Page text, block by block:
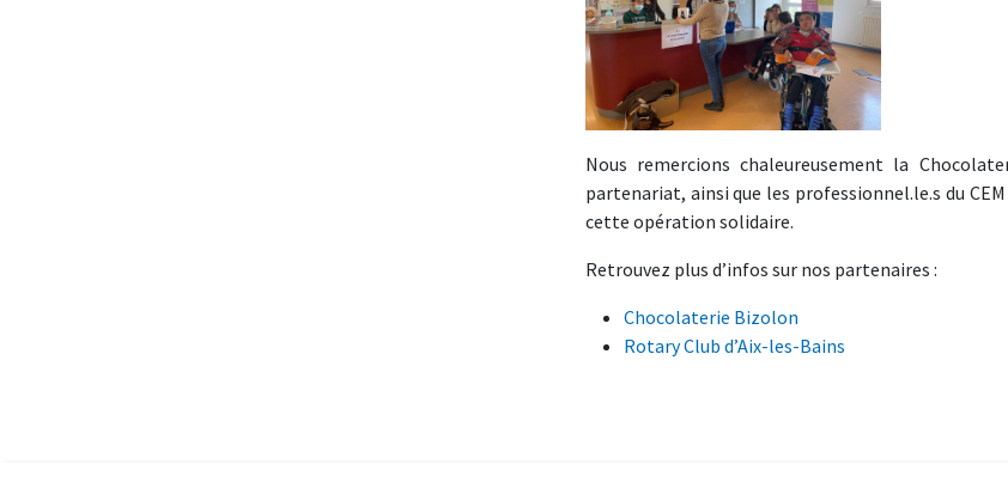
Nous remercions chaleureusement la
partenariat, ainsi que les professionnel.le.s du
cette opération solidaire.
Retrouvez plus d’infos sur nos partenaires :
Chocolaterie Bizolon
Rotary Club d’Aix-les-Bains